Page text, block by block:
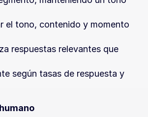
el tono, contenido y momento
respuestas relevantes que
según tasas de respuesta y